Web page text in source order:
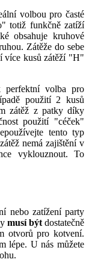
volbou pro časté
totiž funkčně zatíží
obsahuje kruhové
Zátěže do sebe
více kusů zátěží "H"
perfektní volba pro
použití 2 kusů
zátěž z patky díky
použití "céček"
tento typ
nemá zajištění v
vyklouznout. To
nebo zatížení party
musí být dostatečně
otvorů pro kotvení.
lépe. U nás můžete